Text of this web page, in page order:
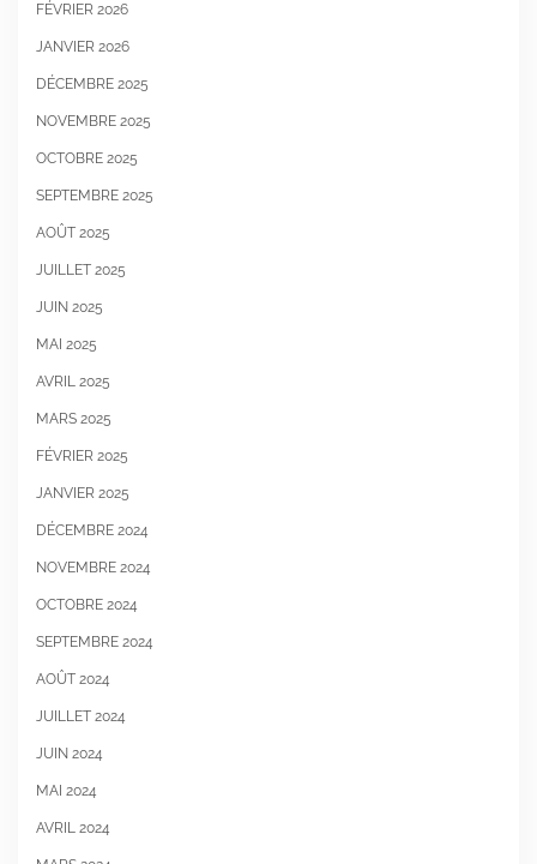
FÉVRIER 2026
JANVIER 2026
DÉCEMBRE 2025
NOVEMBRE 2025
OCTOBRE 2025
SEPTEMBRE 2025
AOÛT 2025
JUILLET 2025
JUIN 2025
MAI 2025
AVRIL 2025
MARS 2025
FÉVRIER 2025
JANVIER 2025
DÉCEMBRE 2024
NOVEMBRE 2024
OCTOBRE 2024
SEPTEMBRE 2024
AOÛT 2024
JUILLET 2024
JUIN 2024
MAI 2024
AVRIL 2024